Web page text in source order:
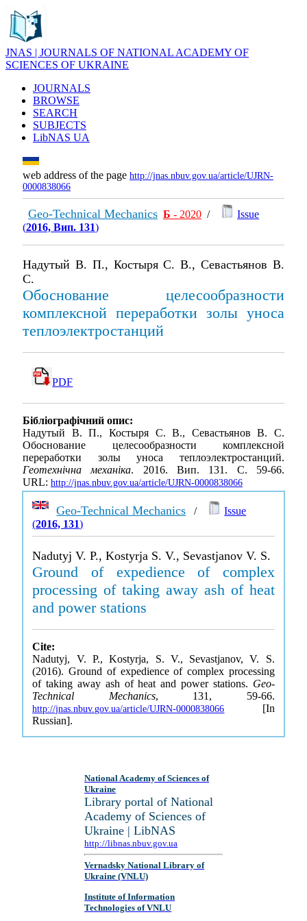
JNAS | JOURNALS OF NATIONAL ACADEMY OF
SCIENCES OF UKRAINE
JOURNALS
BROWSE
SEARCH
SUBJECTS
LibNAS UA
web address of the page http://jnas.nbuv.gov.ua/article/UJRN-
0000838066
Geo-Technical Mechanics Б - 2020 /
Issue
(2016, Вип. 131)
Надутый В. П., Костыря С. В., Севастьянов В.
С.
Обоснование целесообразности
комплексной переработки золы уноса
теплоэлектростанций
PDF
Бібліографічний опис:
Надутый В. П., Костыря С. В., Севастьянов В. С.
Обоснование целесообразности комплексной
переработки золы уноса теплоэлектростанций.
Геотехнічна механіка. 2016. Вип. 131. С. 59-66.
URL: http://jnas.nbuv.gov.ua/article/UJRN-0000838066
Geo-Technical Mechanics /
Issue
(2016, 131)
Nadutyj V. P., Kostyrja S. V., Sevastjanov V. S.
Ground of expedience of complex
processing of taking away ash of heat
and power stations
Cite:
Nadutyj, V. P., Kostyrja, S. V., Sevastjanov, V. S.
(2016). Ground of expedience of complex processing
of taking away ash of heat and power stations. Geo-
Technical Mechanics, 131, 59-66.
http://jnas.nbuv.gov.ua/article/UJRN-0000838066 [In
Russian].
National Academy of Sciences of
Ukraine
Library portal of National
Academy of Sciences of
Ukraine | LibNAS
http://libnas.nbuv.gov.ua
Vernadsky National Library of
Ukraine (VNLU)
Institute of Information
Technologies of VNLU